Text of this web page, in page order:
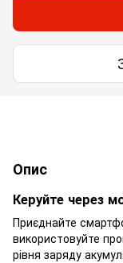
Опис
Керуйте через
Приєднайте
використовуйте
рівня заряду